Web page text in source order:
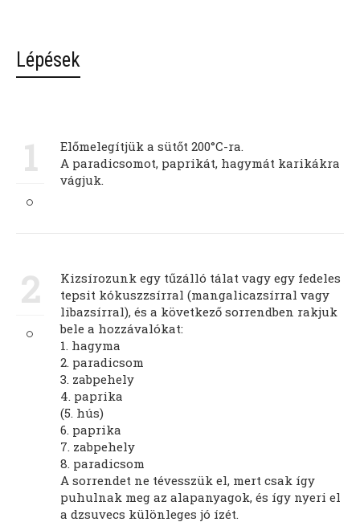
Lépések
1
Előmelegítjük a sütőt 200°C-ra.
A paradicsomot, paprikát, hagymát karikákra
vágjuk.
2
Kizsírozunk egy tűzálló tálat vagy egy fedeles
tepsit kókuszzsírral (mangalicazsírral vagy
libazsírral), és a következő sorrendben rakjuk
bele a hozzávalókat:
1. hagyma
2. paradicsom
3. zabpehely
4. paprika
(5. hús)
6. paprika
7. zabpehely
8. paradicsom
A sorrendet ne tévesszük el, mert csak így
puhulnak meg az alapanyagok, és így nyeri el
a dzsuvecs különleges jó ízét.